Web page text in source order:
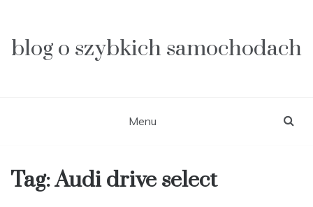
content
blog o szybkich samochodach
Menu
Tag:Audi drive select